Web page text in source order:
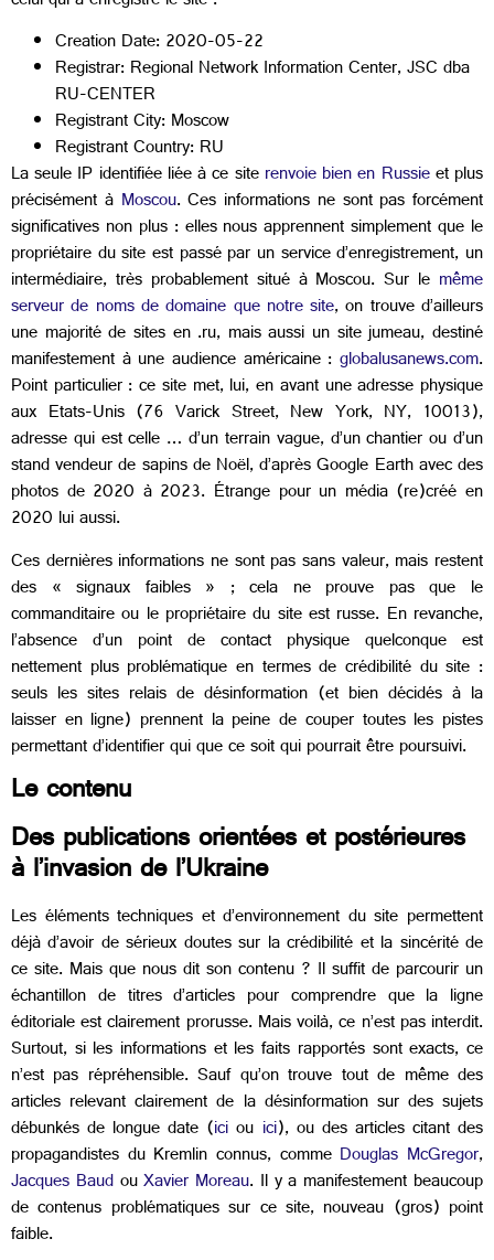
Creation Date: 2020-05-22
Registrar: Regional Network Information Center, JSC dba
RU-CENTER
Registrant City: Moscow
Registrant Country: RU
La seule IP identifiée liée à ce siterenvoie bien en Russieet plus
précisément à Moscou. Ces informations ne sont pas forcément
significatives non plus : elles nous apprennent simplement que le
propriétaire du site est passé par un service d’enregistrement, un
intermédiaire, très probablement situé à Moscou. Sur le même
serveur de noms de domaine que notre site, on trouve d’ailleurs
une majorité de sites en .ru, mais aussi un site jumeau, destiné
manifestement à une audience américaine : globalusanews.com.
Point particulier : ce site met, lui, en avant une adresse physique
aux Etats-Unis (76 Varick Street, New York, NY, 10013),
adresse qui est celle … d’un terrain vague, d’un chantier ou d’un
stand vendeur de sapins de Noël, d’après Google Earth avec des
photos de 2020 à 2023. Étrange pour un média (re)créé en
2020 lui aussi.
Ces dernières informations ne sont pas sans valeur, mais restent
des « signaux faibles » ; cela ne prouve pas que le
commanditaire ou le propriétaire du site est russe. En revanche,
l’absence d’un point de contact physique quelconque est
nettement plus problématique en termes de crédibilité du site :
seuls les sites relais de désinformation (et bien décidés à la
laisser en ligne) prennent la peine de couper toutes les pistes
permettant d’identifier qui que ce soit qui pourrait être poursuivi.
Le contenu
Des publications orientées et postérieures
à l’invasion de l’Ukraine
Les éléments techniques et d’environnement du site permettent
déjà d’avoir de sérieux doutes sur la crédibilité et la sincérité de
ce site. Mais que nous dit son contenu ? Il suffit de parcourir un
échantillon de titres d’articles pour comprendre que la ligne
éditoriale est clairement prorusse. Mais voilà, ce n’est pas interdit.
Surtout, si les informations et les faits rapportés sont exacts, ce
n’est pas répréhensible. Sauf qu’on trouve tout de même des
articles relevant clairement de la désinformation sur des sujets
débunkés de longue date (ici ou ici), ou des articles citant des
propagandistes du Kremlin connus, comme Douglas McGregor,
Jacques BaudouXavier Moreau. Il y a manifestement beaucoup
de contenus problématiques sur ce site, nouveau (gros) point
faible.